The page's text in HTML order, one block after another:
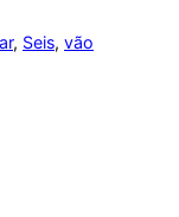
, Seis, vão